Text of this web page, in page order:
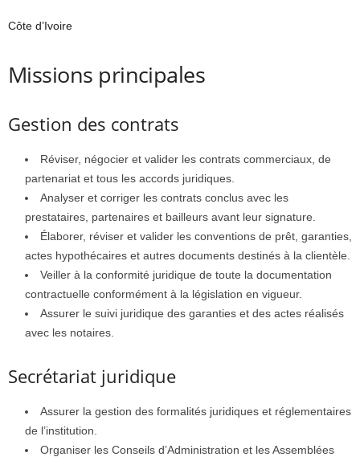
Côte d’Ivoire
Missions principales
Gestion des contrats
Réviser, négocier et valider les contrats commerciaux, de
partenariat et tous les accords juridiques.
Analyser et corriger les contrats conclus avec les
prestataires, partenaires et bailleurs avant leur signature.
Élaborer, réviser et valider les conventions de prêt, garanties,
actes hypothécaires et autres documents destinés à la clientèle.
Veiller à la conformité juridique de toute la documentation
contractuelle conformément à la législation en vigueur.
Assurer le suivi juridique des garanties et des actes réalisés
avec les notaires.
Secrétariat juridique
Assurer la gestion des formalités juridiques et réglementaires
de l’institution.
Organiser les Conseils d’Administration et les Assemblées